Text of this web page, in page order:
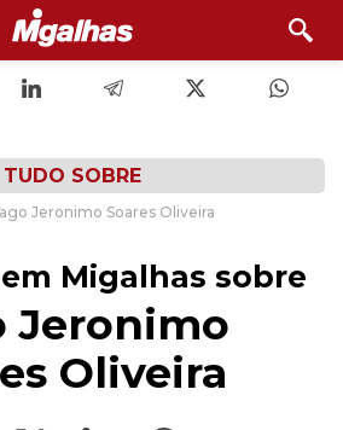
TUDO SOBRE
Jeronimo Soares Oliveira
Migalhas sobre
Jeronimo
Oliveira